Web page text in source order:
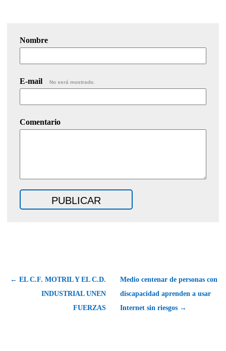
Nombre
E-mail No será mostrado.
Comentario
← EL C.F. MOTRIL Y EL C.D.
INDUSTRIAL UNEN
FUERZAS
Medio centenar de personas con
discapacidad aprenden a usar
Internet sin riesgos →